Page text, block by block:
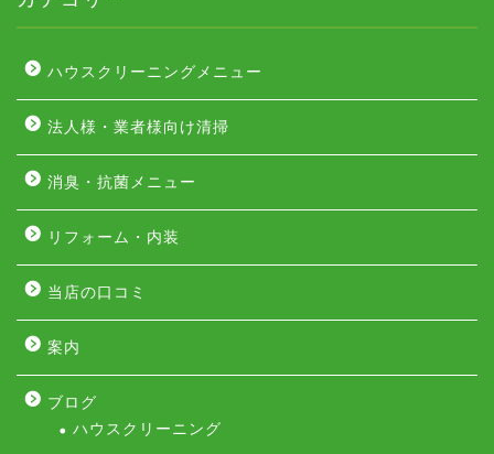
ハウスクリーニングメニュー
法人様・業者様向け清掃
消臭・抗菌メニュー
リフォーム・内装
当店の口コミ
案内
ブログ
ハウスクリーニング